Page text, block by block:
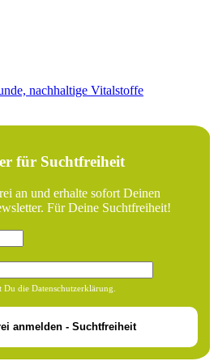
nachhaltige Vitalstoffe
für Suchtfreiheit
an und erhalte sofort Deinen
Für Deine Suchtfreiheit!
die Datenschutzerklärung.